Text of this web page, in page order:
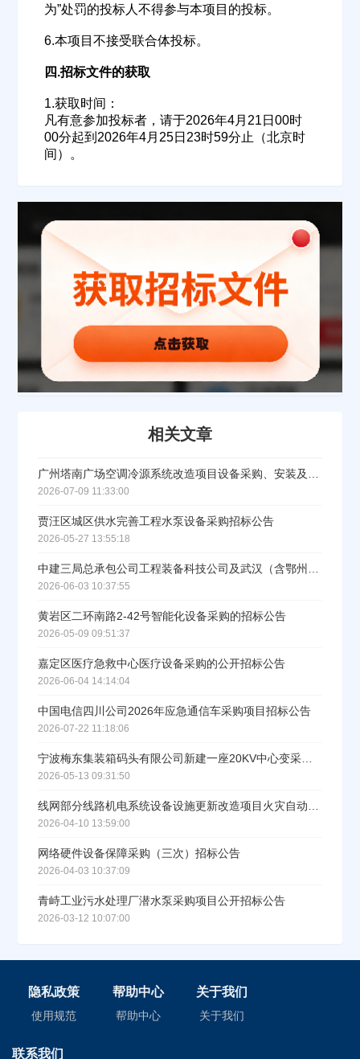
为”处罚的投标人不得参与本项目的投标。
6.本项目不接受联合体投标。
四.招标文件的获取
1.获取时间：
凡有意参加投标者，请于2026年4月21日00时
00分起到2026年4月25日23时59分止（北京时
间）。
相关文章
广州塔南广场空调冷源系统改造项目设备采购、安装及相关服务招标公告
2026-07-09 11:33:00
贾汪区城区供水完善工程水泵设备采购招标公告
2026-05-27 13:55:18
中建三局总承包公司工程装备科技公司及武汉（含鄂州） 区域2026年-2027年汽车式起重机设备租赁集中采购招标
2026-06-03 10:37:55
黄岩区二环南路2-42号智能化设备采购的招标公告
2026-05-09 09:51:37
嘉定区医疗急救中心医疗设备采购的公开招标公告
2026-06-04 14:14:04
中国电信四川公司2026年应急通信车采购项目招标公告
2026-07-22 11:18:06
宁波梅东集装箱码头有限公司新建一座20KV中心变采购安装工程配电设备采购项目（变压器重发）采购公告
2026-05-13 09:31:50
线网部分线路机电系统设备设施更新改造项目火灾自动报警系统（含自动灭火控制部分）设备采购招标公告
2026-04-10 13:59:00
网络硬件设备保障采购（三次）招标公告
2026-04-03 10:37:09
青峙工业污水处理厂潜水泵采购项目公开招标公告
2026-03-12 10:07:00
隐私政策
使用规范
帮助中心
帮助中心
关于我们
关于我们
联系我们
填写联系电话后会有服务中心的工作人员给您致电！
立即入驻